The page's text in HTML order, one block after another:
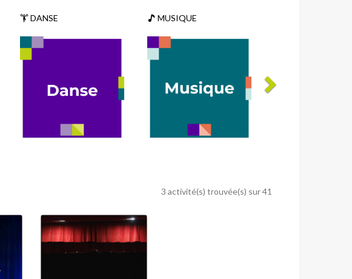
DANSE MUSIQUE
3 activité(s) trouvée(s) sur 41